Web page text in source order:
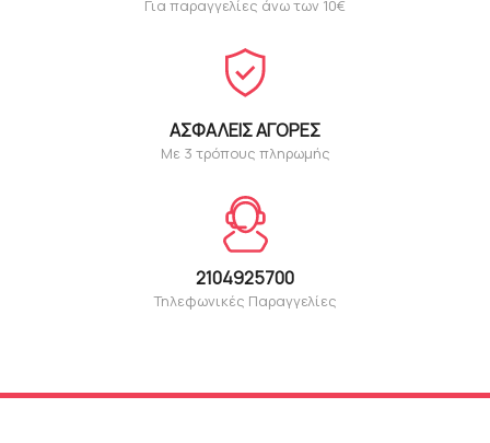
Για παραγγελίες άνω των 10€
ΑΣΦΑΛΕΊΣ ΑΓΟΡΈΣ
Με 3 τρόπους πληρωμής
2104925700
Τηλεφωνικές Παραγγελίες